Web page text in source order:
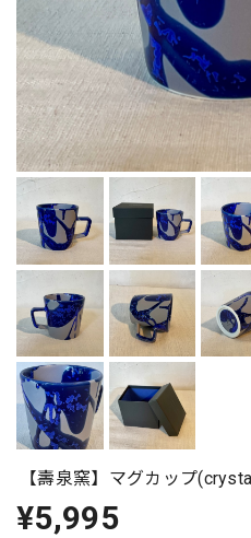
【壽泉窯】マグカップ
¥5,995